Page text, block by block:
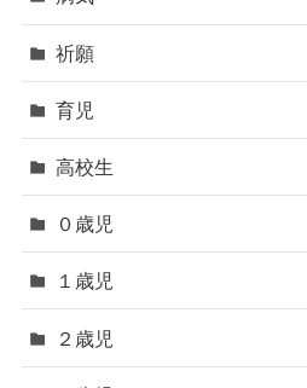
祈願
育児
高校生
０歳児
１歳児
２歳児